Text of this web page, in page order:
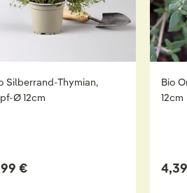
Silberrand-Thymian,
Ø 12cm
€
Bio
12cm